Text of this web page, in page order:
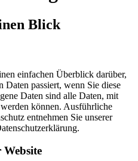
Blick
einfachen Überblick darüber,
Daten passiert, wenn Sie diese
Daten sind alle Daten, mit
können. Ausführliche
entnehmen Sie unserer
Website